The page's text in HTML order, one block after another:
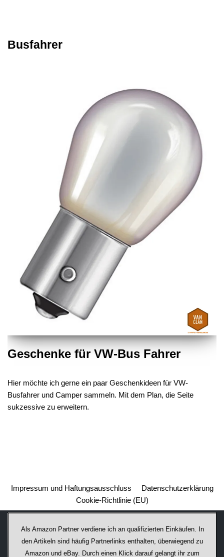
Busfahrer
Geschenke für VW-Bus Fahrer
Hier möchte ich gerne ein paar Geschenkideen für VW-
Busfahrer und Camper sammeln. Mit dem Plan, die Seite
sukzessive zu erweitern.
Impressum und Haftungsausschluss
Datenschutzerklärung
Cookie-Richtlinie (EU)
Als Amazon Partner verdiene ich an qualifizierten Einkäufen. In
den Artikeln sind häufig Partnerlinks enthalten, überwiegend zu
Amazon und eBay. Durch einen Klick darauf ge­lan­gt ihr zum